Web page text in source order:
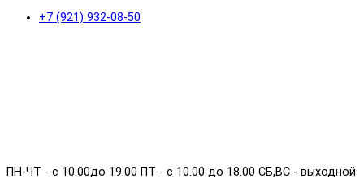
+7 (921) 932-08-50
ПН-ЧТ - с 10.00до 19.00 ПТ - с 10.00 до 18.00 СБ,ВС - выходной